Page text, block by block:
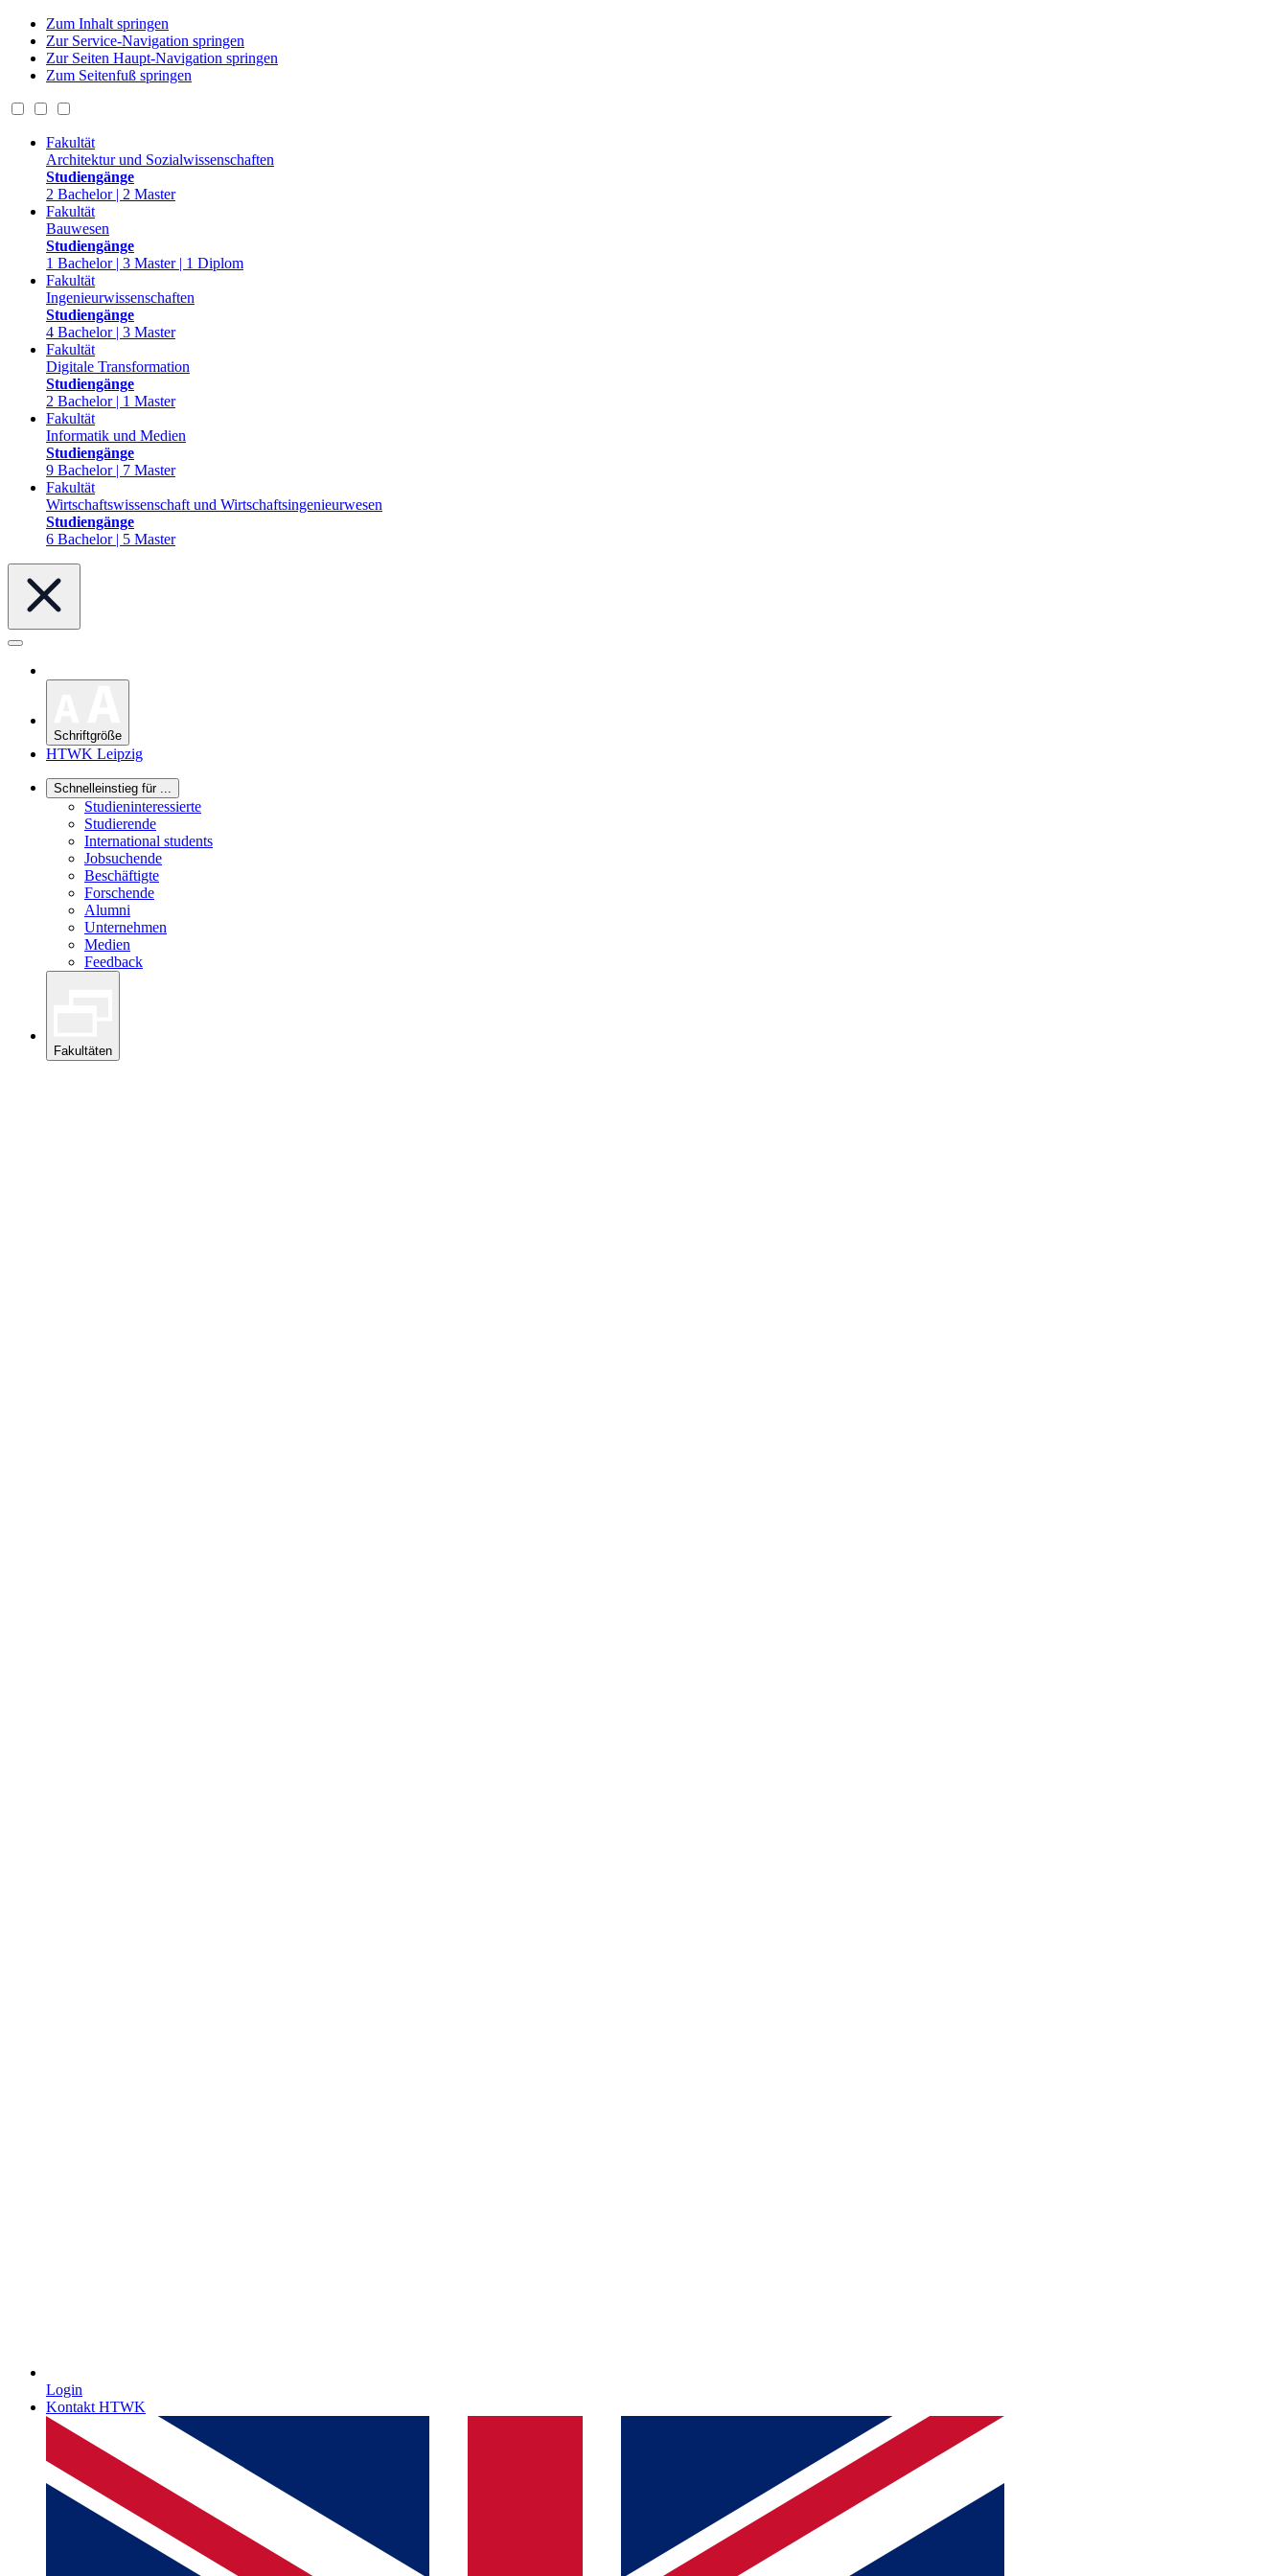
Zum Inhalt springen
Zur Service-Navigation springen
Zur Seiten Haupt-Navigation springen
Zum Seitenfuß springen
Fakultät
Architektur und Sozialwissenschaften
Studiengänge
2 Bachelor | 2 Master
Fakultät
Bauwesen
Studiengänge
1 Bachelor | 3 Master | 1 Diplom
Fakultät
Ingenieurwissenschaften
Studiengänge
4 Bachelor | 3 Master
Fakultät
Digitale Transformation
Studiengänge
2 Bachelor | 1 Master
Fakultät
Informatik und Medien
Studiengänge
9 Bachelor | 7 Master
Fakultät
Wirtschaftswissenschaft und Wirtschaftsingenieurwesen
Studiengänge
6 Bachelor | 5 Master
Schriftgröße
HTWK Leipzig
Schnelleinstieg für ...
Studieninteressierte
Studierende
International students
Jobsuchende
Beschäftigte
Forschende
Alumni
Unternehmen
Medien
Feedback
Fakultäten
Login
Kontakt HTWK